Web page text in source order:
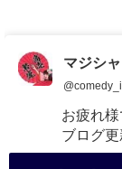
マジシ
お疲れ様
ブログ
「マジ